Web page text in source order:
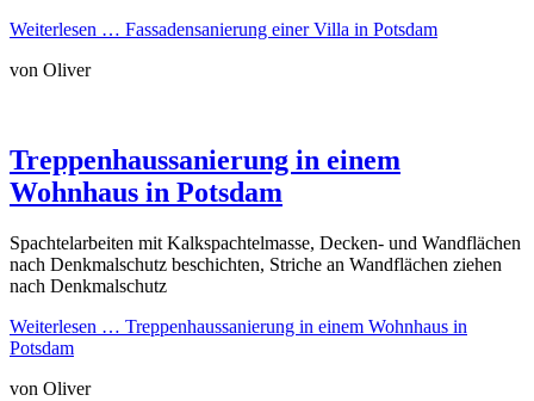
Weiterlesen … Fassadensanierung einer Villa in Potsdam
von Oliver
Treppenhaussanierung in einem
Wohnhaus in Potsdam
Spachtelarbeiten mit Kalkspachtelmasse, Decken- und Wandflächen
nach Denkmalschutz beschichten, Striche an Wandflächen ziehen
nach Denkmalschutz
Weiterlesen … Treppenhaussanierung in einem Wohnhaus in
Potsdam
von Oliver